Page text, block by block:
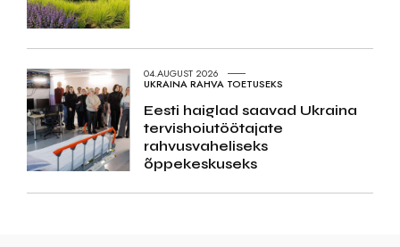
04.AUGUST 2026
UKRAINA RAHVA TOETUSEKS
Eesti haiglad saavad Ukraina
tervishoiutöötajate
rahvusvaheliseks
õppekeskuseks